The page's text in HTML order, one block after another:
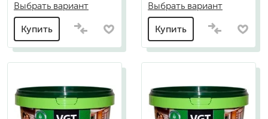
Выбрать вариант
Купить
Выбрать вариант
Купить